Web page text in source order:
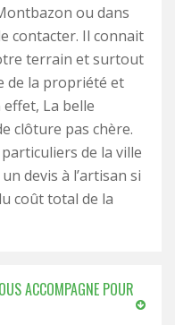
ou dans
contacter. Il connait
terrain et surtout
de la propriété et
effet, La belle
clôture pas chère.
de la ville
devis à l’artisan si
coût total de la
ACCOMPAGNE POUR